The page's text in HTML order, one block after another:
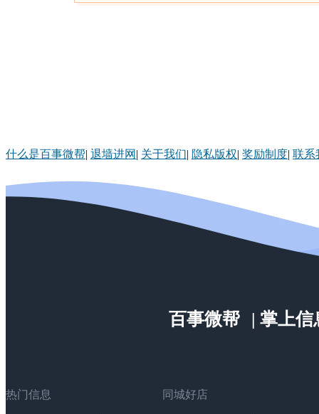
什么是百事微帮| 退墙进网 | 关于我们| 隐私版权| 奖励制度| 联系
百事微帮 | 掌上
热门信息 同城好店